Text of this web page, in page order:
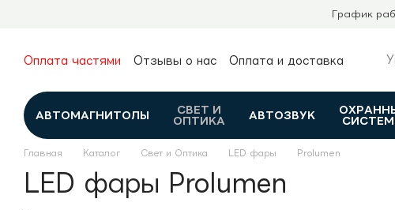
График
Оплата частями Отзывы о нас
Оплата и доставка
Контакты
Каталог
АВТОМАГНИТОЛЫ
СВЕТ И
ОПТИКА
АВТОЗВУК
Главная Каталог Свет и Оптика LED фары Prolumen
LED фары Prolumen